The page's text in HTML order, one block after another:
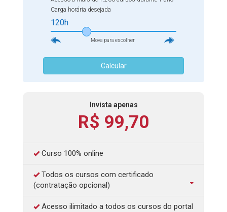
oportunidades. Além disso, você terá dicas práticas para
importante fator de diferenciação no ambiente escolar e
também no ambiente corporativo.
Carga horária desejada
120h
Mova para escolher
Calcular
Invista apenas
R$ 99,70
Curso 100% online
Todos os cursos com certificado
(contratação opcional)
Acesso ilimitado a todos os cursos do portal